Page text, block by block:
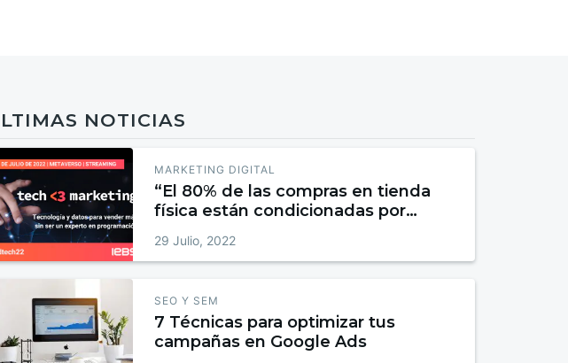
NOTICIAS
MARKETING DIGITAL
“El 80% de las compras en tienda
física están condicionadas por
29 Julio, 2022
SEO Y SEM
7 Técnicas para optimizar tus
campañas en Google Ads